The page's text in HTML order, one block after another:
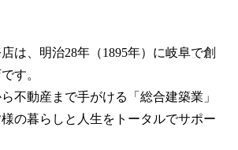
は、 明治28年（1895年）に岐阜で創
す。
不動産まで手がける「総合建築業」
の暮らしと人生をトータルでサポー